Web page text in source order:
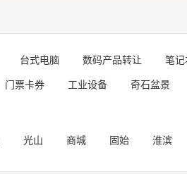
台式电脑 数码产品转让 笔记
门票卡券 工业设备 奇石盆景
光山 商城 固始 淮滨